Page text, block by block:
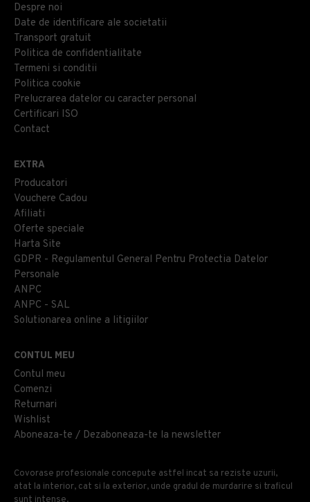
Despre noi
Date de identificare ale societatii
Transport gratuit
Politica de confidentialitate
Termeni si conditii
Politica cookie
Prelucrarea datelor cu caracter personal
Certificari ISO
Contact
EXTRA
Producatori
Vouchere Cadou
Afiliati
Oferte speciale
Harta Site
GDPR - Regulamentul General Pentru Protectia Datelor
Personale
ANPC
ANPC - SAL
Solutionarea online a litigiilor
CONTUL MEU
Contul meu
Comenzi
Returnari
Wishlist
Aboneaza-te / Dezaboneaza-te la newsletter
Covorase profesionale concepute astfel incat sa reziste uzurii,
atat la interior, cat si la exterior, unde gradul de murdarire si traficul
sunt intense.